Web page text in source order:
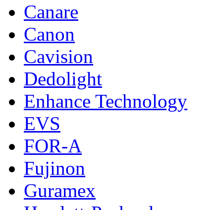
Canare
Canon
Cavision
Dedolight
Enhance Technology
EVS
FOR-A
Fujinon
Guramex